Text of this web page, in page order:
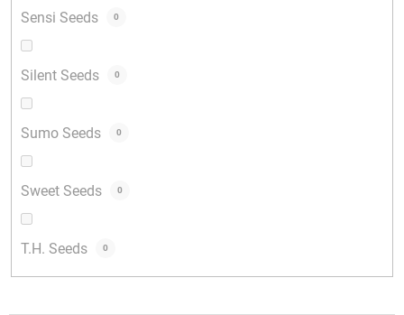
Sensi Seeds 0
Silent Seeds 0
Sumo Seeds 0
Sweet Seeds 0
T.H. Seeds 0